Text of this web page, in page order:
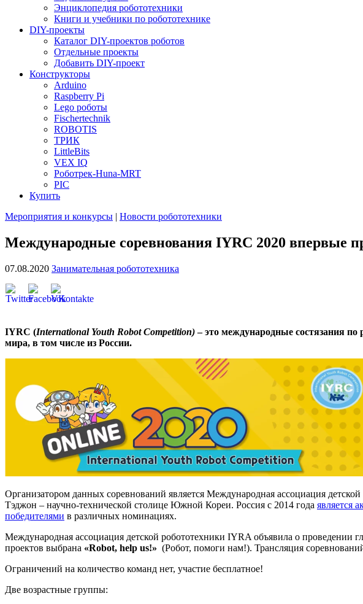
Энциклопедия робототехники
Книги и учебники по робототехнике
DIY-проекты
Каталог DIY-проектов роботов
Отдельные проекты
Добавить DIY-проект
Конструкторы
Arduino
Raspberry Pi
Lego роботы
Fischertechnik
ROBOTIS
ТРИК
LittleBits
VEX IQ
Роботрек-Huna-MRT
PIC
Купить
Мероприятия и конкурсы | Новости робототехники
Международные соревнования IYRC 2020 впервые
07.08.2020 Занимательная робототехника
IYRC (International Youth Robot Competition)– это международные состязания по
мира, в том числе из России.
Организатором данных соревнований является Международная ассоциация
Тэджон – научно-технической столице Южной Кореи. Россия с 2014 года является
победителями в различных номинациях.
Международная ассоциация детской робототехники IYRA объявила о проведении
проектов выбрана «Robot, help us!» (Робот, помоги нам!). Трансляция
Ограничений на количество команд нет, участие бесплатное!
Две возрастные группы: